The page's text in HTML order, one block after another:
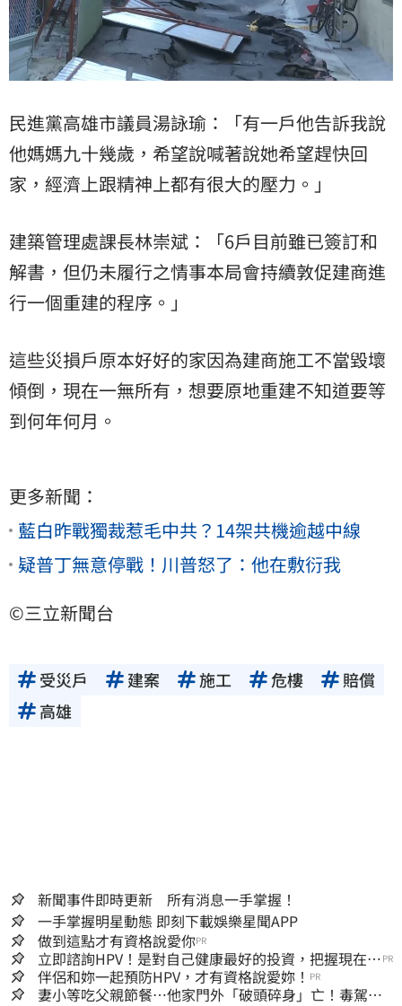
民進黨高雄市議員湯詠瑜：「有一戶他告訴我說
他媽媽九十幾歲，希望說喊著說她希望趕快回
家，經濟上跟精神上都有很大的壓力。」
建築管理處課長林崇斌：「6戶目前雖已簽訂和
解書，但仍未履行之情事本局會持續敦促建商進
行一個重建的程序。」
這些災損戶原本好好的家因為建商施工不當毀壞
傾倒，現在一無所有，想要原地重建不知道要等
到何年何月。
更多新聞：
藍白昨戰獨裁惹毛中共？14架共機逾越中線
疑普丁無意停戰！川普怒了：他在敷衍我
©三立新聞台
受災戶 建案 施工 危樓
賠償
高雄
新聞事件即時更新 所有消息一手掌握！
一手掌握明星動態 即刻下載娛樂星聞APP
做到這點才有資格說愛你PR
立即諮詢HPV！是對自己健康最好的投資，把握現在不
嫌晚！
PR
伴侶和妳一起預防HPV，才有資格說愛妳！ PR
妻小等吃父親節餐⋯他家門外「破頭碎身」亡！毒駕男